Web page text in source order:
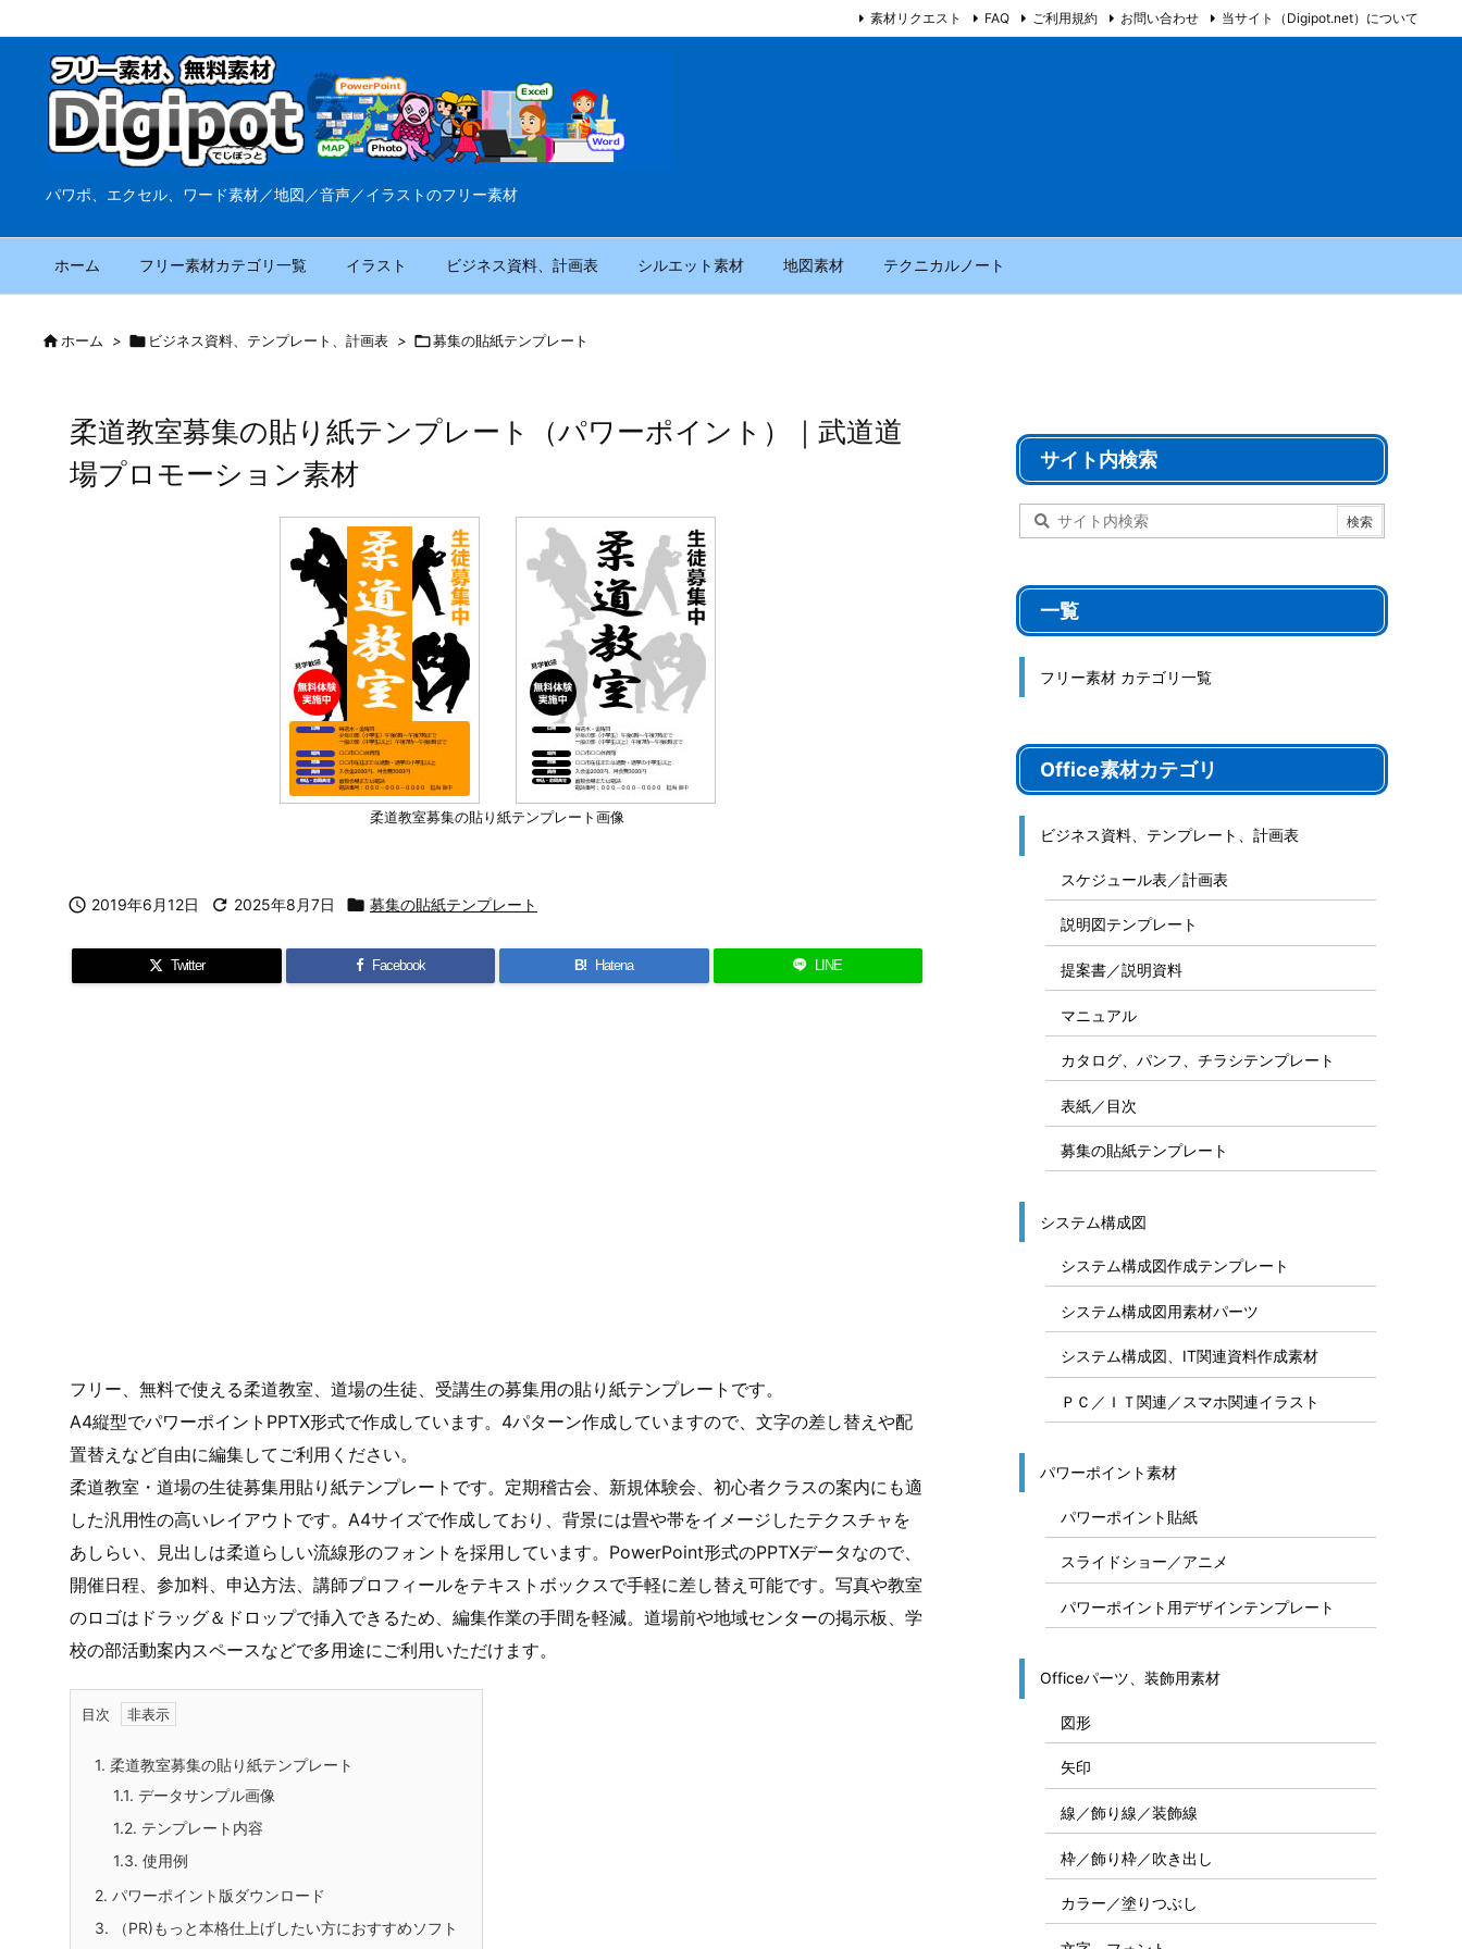
パワポ、エクセル、ワード素材／地図／音声／イラストのフリー素材
ホーム フリー素材カテゴリ一覧 イラスト ビジネス資料、計画表 シルエット素材 地図素材 テクニカルノート
素材リクエスト FAQ ご利用規約 お問い合わせ 当サイト（Digipot.net）について
ホーム >  ビジネス資料、テンプレート、計画表 > 募集の貼紙テンプレート
柔道教室募集の貼り紙テンプレート（パワーポイント）｜武道道
場プロモーション素材
柔道教室募集の貼り紙テンプレート画像
 2019年6月12日  2025年8月7日  募集の貼紙テンプレート
Twitter Facebook B! Hatena LINE
フリー、無料で使える柔道教室、道場の生徒、受講生の募集用の貼り紙テンプレートです。
A4縦型でパワーポイントPPTX形式で作成しています。4パターン作成していますので、文字の差し替えや配
置替えなど自由に編集してご利用ください。
柔道教室・道場の生徒募集用貼り紙テンプレートです。定期稽古会、新規体験会、初心者クラスの案内にも適
した汎用性の高いレイアウトです。A4サイズで作成しており、背景には畳や帯をイメージしたテクスチャを
あしらい、見出しは柔道らしい流線形のフォントを採用しています。PowerPoint形式のPPTXデータなので、
開催日程、参加料、申込方法、講師プロフィールをテキストボックスで手軽に差し替え可能です。写真や教室
のロゴはドラッグ＆ドロップで挿入できるため、編集作業の手間を軽減。道場前や地域センターの掲示板、学
校の部活動案内スペースなどで多用途にご利用いただけます。
目次
1. 柔道教室募集の貼り紙テンプレート
1.1. データサンプル画像
1.2. テンプレート内容
1.3. 使用例
2. パワーポイント版ダウンロード
3. （PR)もっと本格仕上げしたい方におすすめソフト
サイト内検索
一覧
フリー素材 カテゴリ一覧
Office素材カテゴリ
ビジネス資料、テンプレート、計画表
スケジュール表／計画表
説明図テンプレート
提案書／説明資料
マニュアル
カタログ、パンフ、チラシテンプレート
表紙／目次
募集の貼紙テンプレート
システム構成図
システム構成図作成テンプレート
システム構成図用素材パーツ
システム構成図、IT関連資料作成素材
ＰＣ／ＩＴ関連／スマホ関連イラスト
パワーポイント素材
パワーポイント貼紙
スライドショー／アニメ
パワーポイント用デザインテンプレート
Officeパーツ、装飾用素材
図形
矢印
線／飾り線／装飾線
枠／飾り枠／吹き出し
カラー／塗りつぶし